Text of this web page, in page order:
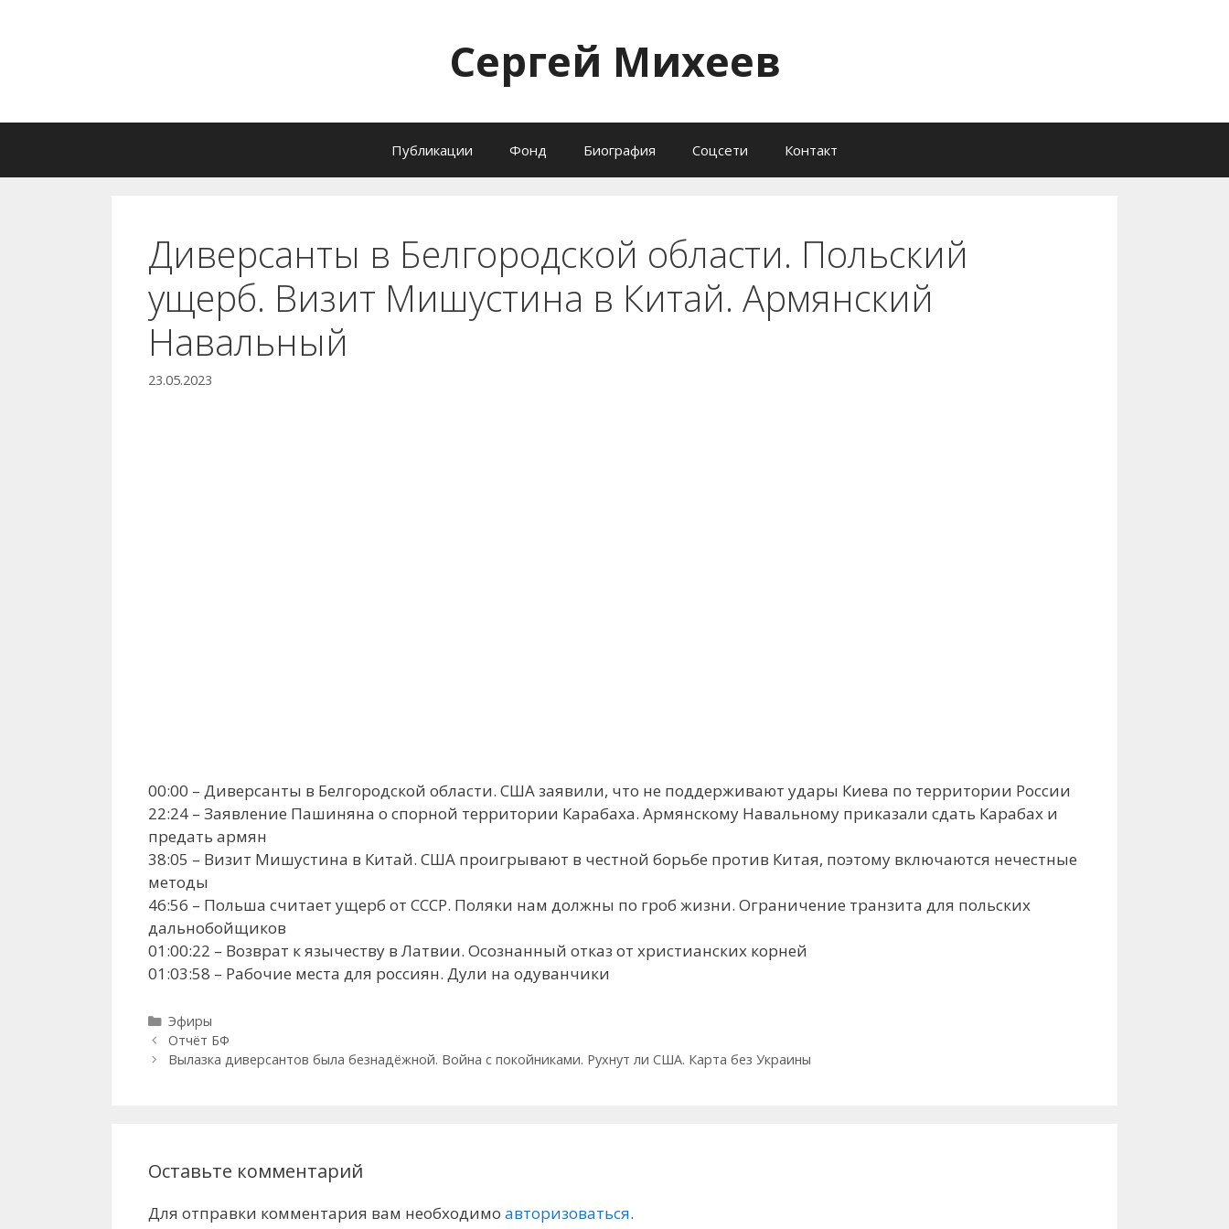
Сергей Михеев
Публикации Фонд Биография Соцсети Контакт
Диверсанты в Белгородской области. Польский
ущерб. Визит Мишустина в Китай. Армянский
Навальный
23.05.2023
00:00 – Диверсанты в Белгородской области. США заявили, что не поддерживают удары Киева по территории России
22:24 – Заявление Пашиняна о спорной территории Карабаха. Армянскому Навальному приказали сдать Карабах и
предать армян
38:05 – Визит Мишустина в Китай. США проигрывают в честной борьбе против Китая, поэтому включаются нечестные
методы
46:56 – Польша считает ущерб от СССР. Поляки нам должны по гроб жизни. Ограничение транзита для польских
дальнобойщиков
01:00:22 – Возврат к язычеству в Латвии. Осознанный отказ от христианских корней
01:03:58 – Рабочие места для россиян. Дули на одуванчики
Рубрики
Эфиры
Отчёт БФ
Вылазка диверсантов была безнадёжной. Война с покойниками. Рухнут ли США. Карта без Украины
Оставьте комментарий
Для отправки комментария вам необходимо авторизоваться.